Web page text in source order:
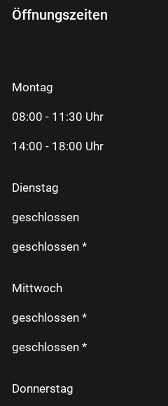
Öffnungszeiten
Montag
08:00 - 11:30 Uhr
14:00 - 18:00 Uhr
Dienstag
geschlossen
geschlossen *
Mittwoch
geschlossen *
geschlossen *
Donnerstag